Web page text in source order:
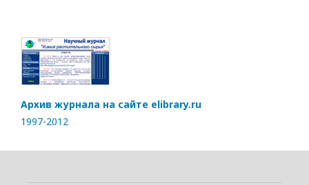
Архив журнала на сайте elibrary.ru
1997-2012